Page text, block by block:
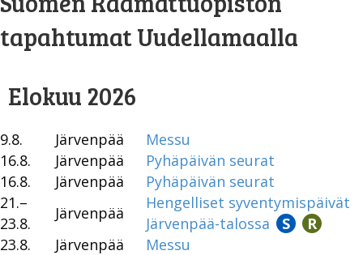
tapahtumat Uudellamaalla
Elokuu 2026
9.8. Järvenpää
Messu
16.8.
Järvenpää
Pyhäpäivän seurat
16.8.
Järvenpää
Pyhäpäivän seurat
21.–
23.8.
Järvenpää
Hengelliset syventymispäivät
Järvenpää-talossa
S
R
23.8.
Järvenpää Messu